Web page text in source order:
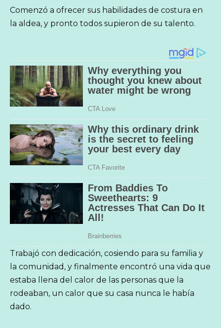
Comenzó a ofrecer sus habilidades de costura en
la aldea, y pronto todos supieron de su talento.
Trabajó con dedicación, cosiendo para su familia y
la comunidad, y finalmente encontró una vida que
estaba llena del calor de las personas que la
rodeaban, un calor que su casa nunca le había
dado.